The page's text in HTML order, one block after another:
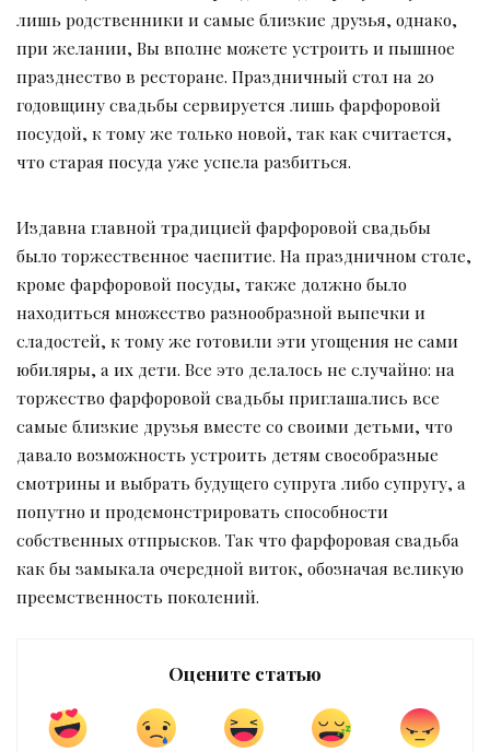
лишь родственники и самые близкие друзья, однако,
при желании, Вы вполне можете устроить и пышное
празднество в ресторане. Праздничный стол на 20
годовщину свадьбы сервируется лишь фарфоровой
посудой, к тому же только новой, так как считается,
что старая посуда уже успела разбиться.
Издавна главной традицией фарфоровой свадьбы
было торжественное чаепитие. На праздничном столе,
кроме фарфоровой посуды, также должно было
находиться множество разнообразной выпечки и
сладостей, к тому же готовили эти угощения не сами
юбиляры, а их дети. Все это делалось не случайно: на
торжество фарфоровой свадьбы приглашались все
самые близкие друзья вместе со своими детьми, что
давало возможность устроить детям своеобразные
смотрины и выбрать будущего супруга либо супругу, а
попутно и продемонстрировать способности
собственных отпрысков. Так что фарфоровая свадьба
как бы замыкала очередной виток, обозначая великую
преемственность поколений.
Оцените статью